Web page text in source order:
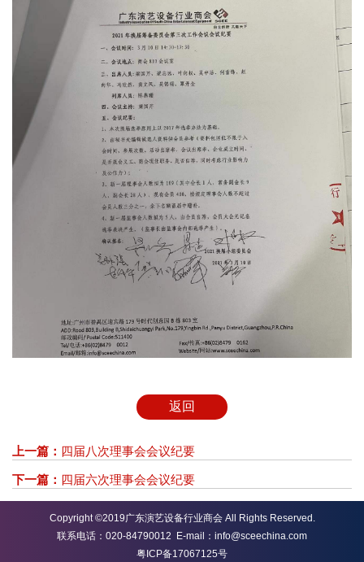
返回
上一篇： 四届八次理事会会议纪要
下一篇： 四届六次理事会会议纪要
Copyright ©2019广东演艺设备行业商会 All Rights Reserved.
联系电话：020-84790012 E-mail：info@sceechina.com
粤ICP备17067125号